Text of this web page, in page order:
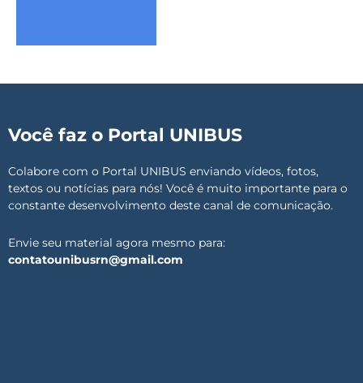
Você faz o Portal UNIBUS
Colabore com o Portal UNIBUS enviando vídeos, fotos,
textos ou notícias para nós! Você é muito importante para o
constante desenvolvimento deste canal de comunicação.
Envie seu material agora mesmo para:
contatounibusrn@gmail.com